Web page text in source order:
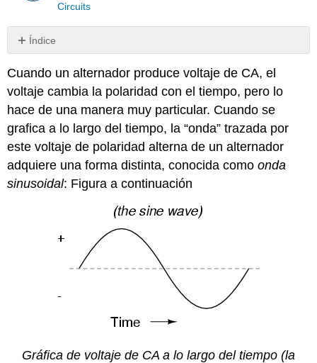
Circuits
Índice
Sin
Cuando un alternador produce voltaje de CA, el
voltaje cambia la polaridad con el tiempo, pero lo
hace de una manera muy particular. Cuando se
grafica a lo largo del tiempo, la “onda” trazada por
este voltaje de polaridad alterna de un alternador
adquiere una forma distinta, conocida comoonda
sinusoidal: Figura a continuación
Gráfica de voltaje de CA a lo largo del tiempo (la